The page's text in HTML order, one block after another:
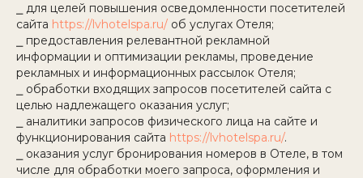
⎯ для целей повышения осведомленности посетителей
сайта https://lvhotelspa.ru/ об услугах Отеля;
⎯ предоставления релевантной рекламной
информации и оптимизации рекламы, проведение
рекламных и информационных рассылок Отеля;
⎯ обработки входящих запросов посетителей сайта с
целью надлежащего оказания услуг;
⎯ аналитики запросов физического лица на сайте и
функционирования сайта https://lvhotelspa.ru/.
⎯ оказания услуг бронирования номеров в Отеле, в том
числе для обработки моего запроса, оформления и